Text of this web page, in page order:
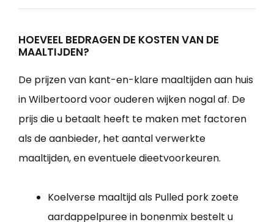
HOEVEEL BEDRAGEN DE KOSTEN VAN DE
MAALTIJDEN?
De prijzen van kant-en-klare maaltijden aan huis
in Wilbertoord voor ouderen wijken nogal af. De
prijs die u betaalt heeft te maken met factoren
als de aanbieder, het aantal verwerkte
maaltijden, en eventuele dieetvoorkeuren.
Koelverse maaltijd als Pulled pork zoete
aardappelpuree in bonenmix bestelt u